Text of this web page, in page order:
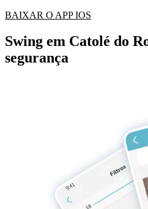
BAIXAR O APP IOS
Swing em Catolé do
segurança